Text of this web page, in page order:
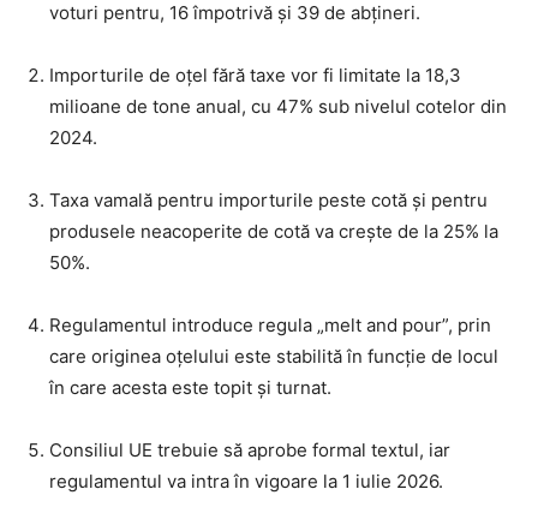
voturi pentru, 16 împotrivă și 39 de abțineri.
Importurile de oțel fără taxe vor fi limitate la 18,3
milioane de tone anual, cu 47% sub nivelul cotelor din
2024.
Taxa vamală pentru importurile peste cotă și pentru
produsele neacoperite de cotă va crește de la 25% la
50%.
Regulamentul introduce regula „melt and pour”, prin
care originea oțelului este stabilită în funcție de locul
în care acesta este topit și turnat.
Consiliul UE trebuie să aprobe formal textul, iar
regulamentul va intra în vigoare la 1 iulie 2026.